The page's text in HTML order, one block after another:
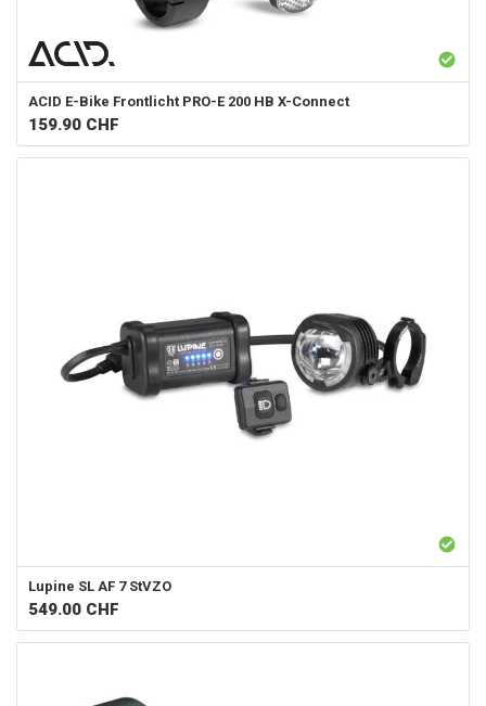
ACID E-Bike Frontlicht PRO-E 200 HB X-Connect
159.90 CHF
Lupine SL AF 7 StVZO
549.00 CHF